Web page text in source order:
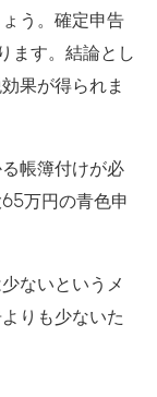
う。確定申告
す。結論とし
果が得られま
帳簿付けが必
万円の青色申
ないというメ
りも少ないた